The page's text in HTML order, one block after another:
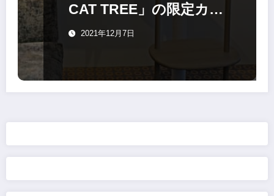
CAT TREE」の限定カラ
ー2021年12月7日